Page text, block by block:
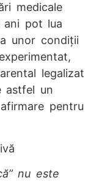
medicale
ani pot lua
unor condiții
legalizat
astfel un
pentru
nu este